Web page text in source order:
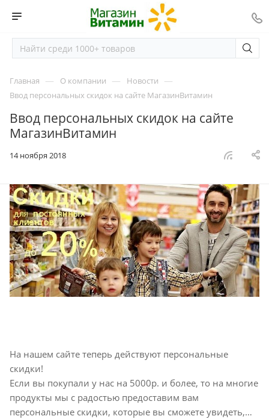
Главная — О компании — Новости —
Ввод персональных скидок на сайте МагазинВитамин
Ввод персональных скидок на сайте
МагазинВитамин
14 ноября 2018
На нашем сайте теперь действуют персональные
скидки!
Если вы покупали у нас на 5000р. и более, то на многие
продукты мы с радостью предоставим вам
персональные скидки, которые вы сможете увидеть,